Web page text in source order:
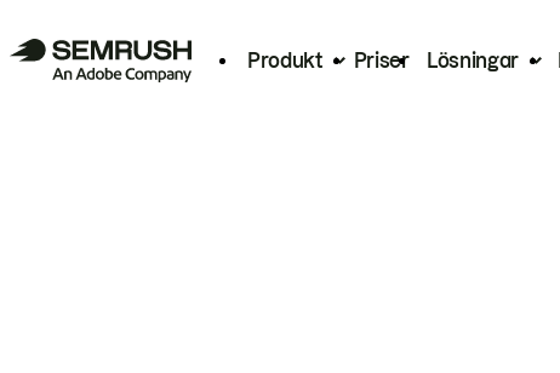
Produkt Priser Lösningar